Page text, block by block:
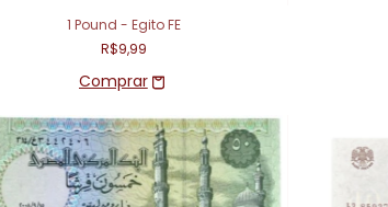
1 Pound - Egito FE
R$9,99